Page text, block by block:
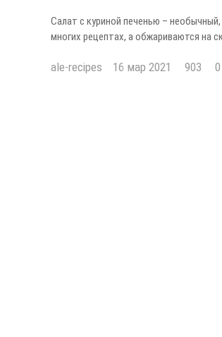
Салат с куриной печенью –
многих рецептах, а обжариваются на
ale-recipes 16 мар 2021 903 0